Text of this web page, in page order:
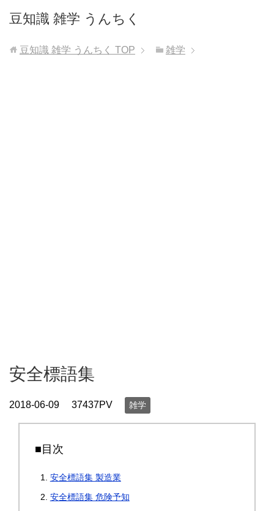
豆知識 雑学 うんちく
豆知識 雑学 うんちく TOP 雑学
安全標語集
2018-06-09 37437PV 雑学
■目次
安全標語集 製造業
安全標語集 危険予知